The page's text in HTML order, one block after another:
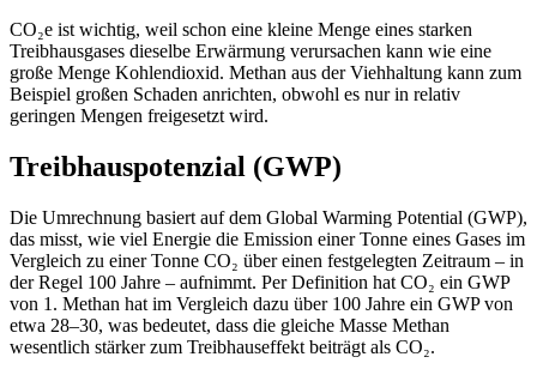
CO₂e ist wichtig, weil schon eine kleine Menge eines starken
Treibhausgases dieselbe Erwärmung verursachen kann wie eine
große Menge Kohlendioxid. Methan aus der Viehhaltung kann zum
Beispiel großen Schaden anrichten, obwohl es nur in relativ
geringen Mengen freigesetzt wird.
Treibhauspotenzial (GWP)
Die Umrechnung basiert auf dem Global Warming Potential (GWP),
das misst, wie viel Energie die Emission einer Tonne eines Gases im
Vergleich zu einer Tonne CO₂ über einen festgelegten Zeitraum – in
der Regel 100 Jahre – aufnimmt. Per Definition hat CO₂ ein GWP
von 1. Methan hat im Vergleich dazu über 100 Jahre ein GWP von
etwa 28–30, was bedeutet, dass die gleiche Masse Methan
wesentlich stärker zum Treibhauseffekt beiträgt als CO₂.